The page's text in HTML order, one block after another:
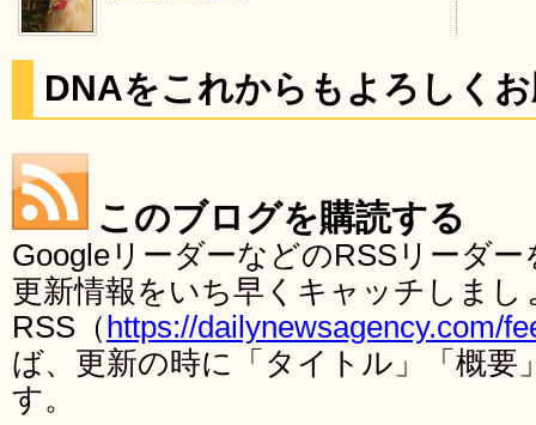
DNAをこれからもよろしく
このブログを購読する
GoogleリーダーなどのRSSリーダ
更新情報をいち早くキャッチしま
RSS（ https://dailynewsagency.com/
ば、更新の時に「タイトル」「概要
す。